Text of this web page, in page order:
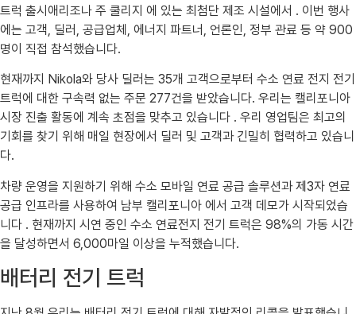
트럭 출시애리조나 주 쿨리지 에 있는 최첨단 제조 시설에서 . 이번 행사
에는 고객, 딜러, 공급업체, 에너지 파트너, 언론인, 정부 관료 등 약 900
명이 직접 참석했습니다.
현재까지 Nikola와 당사 딜러는 35개 고객으로부터 수소 연료 전지 전기
트럭에 대한 구속력 없는 주문 277건을 받았습니다. 우리는 캘리포니아
시장 진출 활동에 계속 초점을 맞추고 있습니다 . 우리 영업팀은 최고의
기회를 찾기 위해 매일 현장에서 딜러 및 고객과 긴밀히 협력하고 있습니
다.
차량 운영을 지원하기 위해 수소 모바일 연료 공급 솔루션과 제3자 연료
공급 인프라를 사용하여 남부 캘리포니아 에서 고객 데모가 시작되었습
니다 . 현재까지 시연 중인 수소 연료전지 전기 트럭은 98%의 가동 시간
을 달성하면서 6,000마일 이상을 누적했습니다.
배터리 전기 트럭